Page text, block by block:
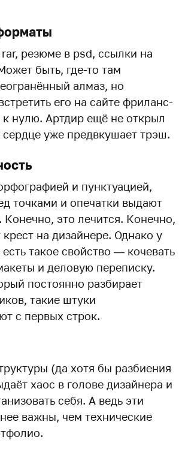
резюме в psd, ссылки на
быть, где-то там
алмаз, но
его на сайте фриланс-
к нулю. Артдир ещё не открыл
сердце уже предвкушает трэш.
и пунктуацией,
точками и опечатки выдают
Конечно, это лечится. Конечно,
крест на дизайнере. Однако у
такое свойство — кочевать
и деловую переписку.
постоянно разбирает
такие штуки
с первых строк.
(да хотя бы разбиения
хаос в голове дизайнера и
себя. А ведь эти
важны, чем технические